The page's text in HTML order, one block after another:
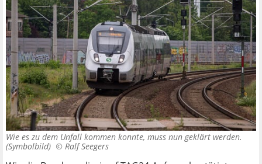
Wie es zu dem Unfall kommen konnte, muss nun geklärt werden.
(Symbolbild) © Ralf Seegers